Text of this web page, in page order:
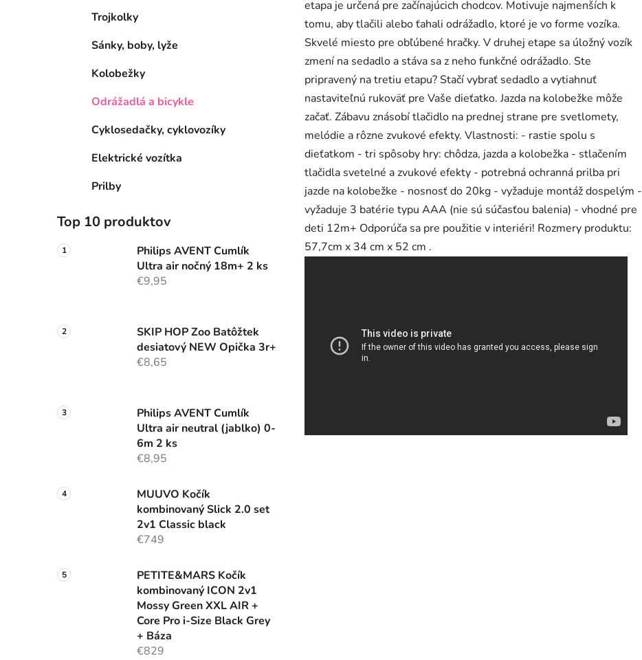
Trojkolky
Sánky, boby, lyže
Kolobežky
Odrážadlá a bicykle
Cyklosedačky, cyklovozíky
Elektrické vozítka
Prilby
Top 10 produktov
Philips AVENT Cumlík
Ultra air nočný 18m+ 2 ks
€9,95
SKIP HOP Zoo Batôžtek
desiatový NEW Opička 3r+
€8,65
Philips AVENT Cumlík
Ultra air neutral (jablko) 0-
6m 2 ks
€8,95
MUUVO Kočík
kombinovaný Slick 2.0 set
2v1 Classic black
€749
PETITE&MARS Kočík
kombinovaný ICON 2v1
Mossy Green XXL AIR +
Core Pro i-Size Black Grey
+ Báza
€829
etapa je určená pre začínajúcich chodcov. Motivuje najmenších k
tomu, aby tlačili alebo ťahali odrážadlo, ktoré je vo forme vozíka.
Skvelé miesto pre obľúbené hračky. V druhej etape sa úložný vozík
zmení na sedadlo a stáva sa z neho funkčné odrážadlo. Ste
pripravený na tretiu etapu? Stačí vybrať sedadlo a vytiahnuť
nastaviteľnú rukoväť pre Vaše dieťatko. Jazda na kolobežke môže
začať. Zábavu znásobí tlačidlo na prednej strane pre svetlomety,
melódie a rôzne zvukové efekty. Vlastnosti: - rastie spolu s
dieťatkom - tri spôsoby hry: chôdza, jazda a kolobežka - stlačením
tlačidla svetelné a zvukové efekty - potrebná ochranná prilba pri
jazde na kolobežke - nosnosť do 20kg - vyžaduje montáž dospelým -
vyžaduje 3 batérie typu AAA (nie sú súčasťou balenia) - vhodné pre
deti 12m+ Odporúča sa pre použitie v interiéri! Rozmery produktu:
57,7cm x 34 cm x 52 cm .